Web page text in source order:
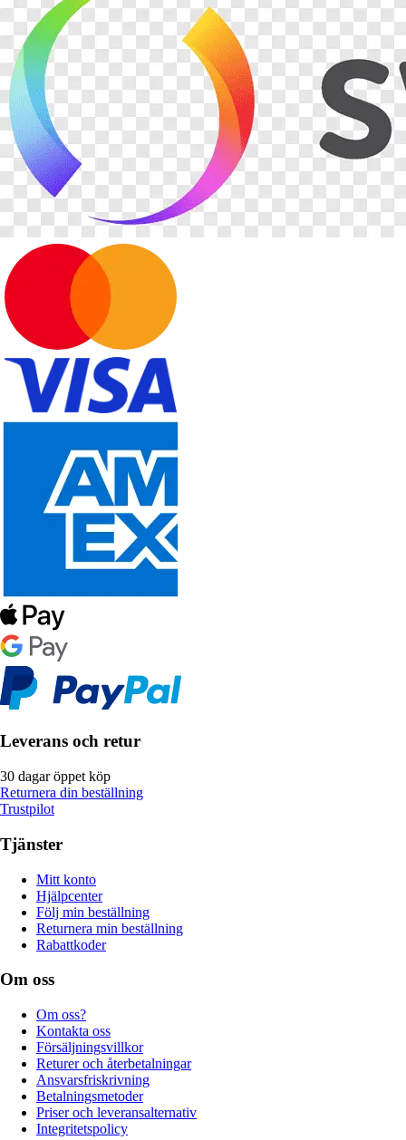
Leverans och retur
30 dagar öppet köp
Returnera din beställning
Trustpilot
Tjänster
Mitt konto
Hjälpcenter
Följ min beställning
Returnera min beställning
Rabattkoder
Om oss
Om oss?
Kontakta oss
Försäljningsvillkor
Returer och återbetalningar
Ansvarsfriskrivning
Betalningsmetoder
Priser och leveransalternativ
Integritetspolicy